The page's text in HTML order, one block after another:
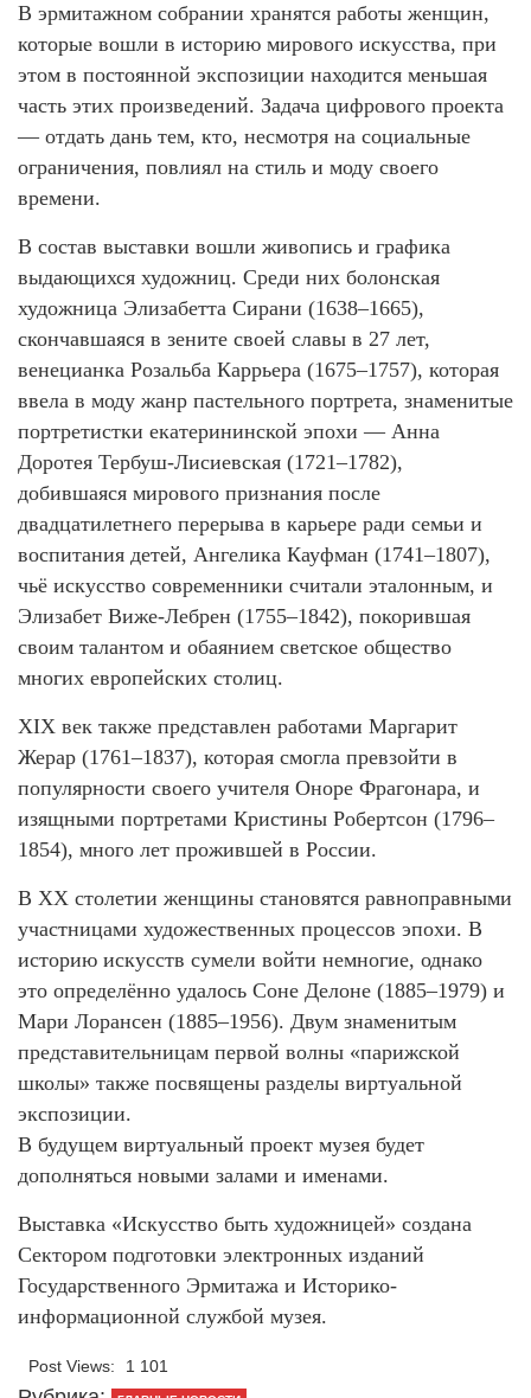
В эрмитажном собрании хранятся работы женщин,
которые вошли в историю мирового искусства, при
этом в постоянной экспозиции находится меньшая
часть этих произведений. Задача цифрового проекта
— отдать дань тем, кто, несмотря на социальные
ограничения, повлиял на стиль и моду своего
времени.
В состав выставки вошли живопись и графика
выдающихся художниц. Среди них болонская
художница Элизабетта Сирани (1638–1665),
скончавшаяся в зените своей славы в 27 лет,
венецианка Розальба Каррьера (1675–1757), которая
ввела в моду жанр пастельного портрета, знаменитые
портретистки екатерининской эпохи — Анна
Доротея Тербуш-Лисиевская (1721–1782),
добившаяся мирового признания после
двадцатилетнего перерыва в карьере ради семьи и
воспитания детей, Ангелика Кауфман (1741–1807),
чьё искусство современники считали эталонным, и
Элизабет Виже-Лебрен (1755–1842), покорившая
своим талантом и обаянием светское общество
многих европейских столиц.
XIX век также представлен работами Маргарит
Жерар (1761–1837), которая смогла превзойти в
популярности своего учителя Оноре Фрагонара, и
изящными портретами Кристины Робертсон (1796–
1854), много лет прожившей в России.
В XX столетии женщины становятся равноправными
участницами художественных процессов эпохи. В
историю искусств сумели войти немногие, однако
это определённо удалось Соне Делоне (1885–1979) и
Мари Лорансен (1885–1956). Двум знаменитым
представительницам первой волны «парижской
школы» также посвящены разделы виртуальной
экспозиции.
В будущем виртуальный проект музея будет
дополняться новыми залами и именами.
Выставка «Искусство быть художницей» создана
Сектором подготовки электронных изданий
Государственного Эрмитажа и Историко-
информационной службой музея.
Post Views: 1 101